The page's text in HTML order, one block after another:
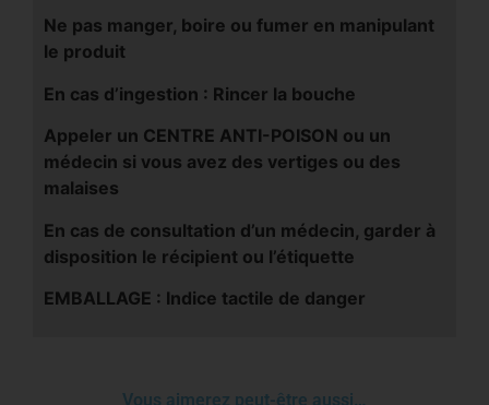
Ne pas manger, boire ou fumer en manipulant
le produit
En cas d’ingestion : Rincer la bouche
Appeler un CENTRE ANTI-POISON ou un
médecin si vous avez des vertiges ou des
malaises
En cas de consultation d’un médecin, garder à
disposition le récipient ou l’étiquette
EMBALLAGE : Indice tactile de danger
Vous aimerez peut-être aussi…